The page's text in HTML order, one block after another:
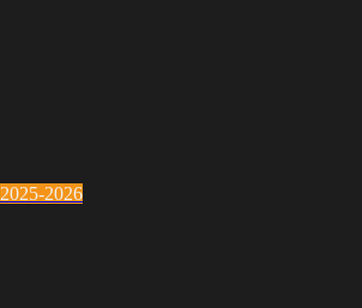
2025-2026